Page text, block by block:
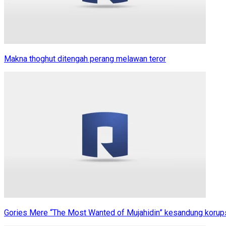
Makna thoghut ditengah perang melawan teror
Gories Mere “The Most Wanted of Mujahidin” kesandung